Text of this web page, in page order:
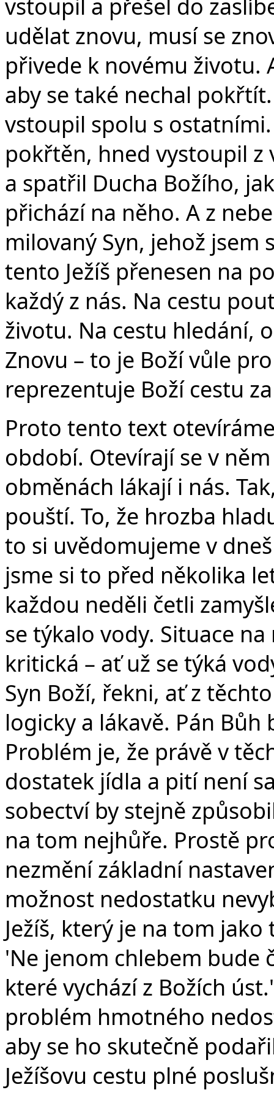
vstoupil a přešel do
udělat znovu, musí se
přivede k novému životu.
aby se také nechal
vstoupil spolu s ostatními.
pokřtěn, hned vystoupil z
a spatřil Ducha Božího,
přichází na něho. A z
milovaný Syn, jehož jsem
tento Ježíš přenesen na
každý z nás. Na cestu
životu. Na cestu hledání,
Znovu – to je Boží vůle
reprezentuje Boží cestu
Proto tento text
období. Otevírají se v
obměnách lákají i nás.
pouští. To, že hrozba
to si uvědomujeme v
jsme si to před několika
každou neděli četli
se týkalo vody. Situace
kritická – ať už se týká
Syn Boží, řekni, ať z
logicky a lákavě. Pán
Problém je, že právě v
dostatek jídla a pití není
sobectví by stejně
na tom nejhůře. Prostě
nezmění základní
možnost nedostatku
Ježíš, který je na tom
'Ne jenom chlebem bude
které vychází z Božích
problém hmotného
aby se ho skutečně
Ježíšovu cestu plné